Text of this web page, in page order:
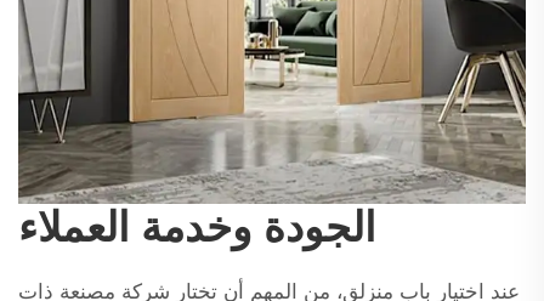
الجودة وخدمة العملاء
عند اختيار باب منزلق، من المهم أن تختار شركة مصنعة ذات